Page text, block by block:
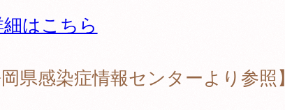
はこちら
県感染症情報センターより参照】